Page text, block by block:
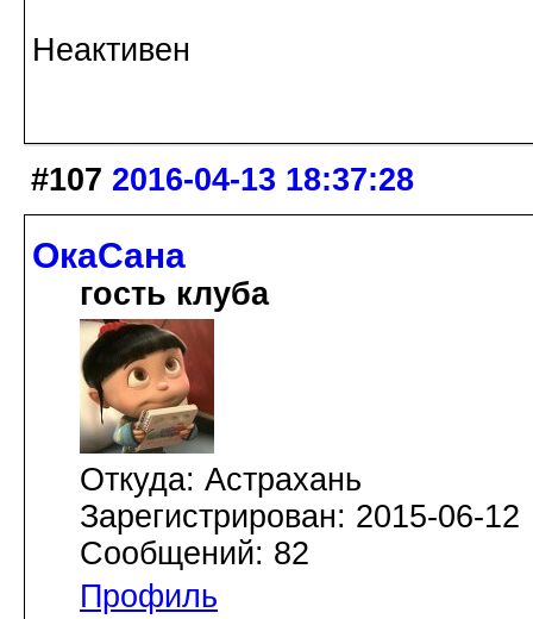
Неактивен
#107 2016-04-13 18:37:28
ОкаСана
гость клуба
Откуда: Астрахань
Зарегистрирован: 2015-06-12
Сообщений: 82
Профиль